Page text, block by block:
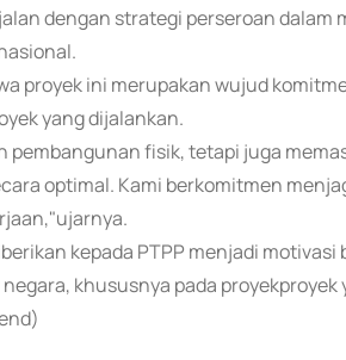
dengan strategi perseroan dalam
proyek ini merupakan wujud
yang dijalankan.
pembangunan fisik, tetapi juga
optimal. Kami berkomitmen
kepada PTPP menjadi motivasi
khususnya pada proyekproyek